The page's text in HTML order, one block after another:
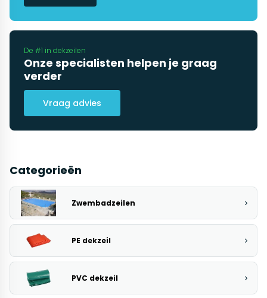
De #1 in dekzeilen
Onze specialisten helpen je graag
verder
Vraag advies
Categorieën
Zwembadzeilen
PE dekzeil
PVC dekzeil